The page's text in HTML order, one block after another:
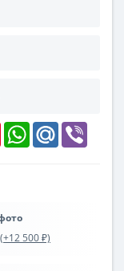
PinterestWhatsAppMail.Ru
500 ₽)